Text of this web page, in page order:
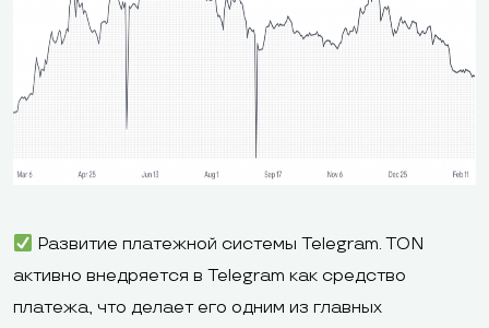
Развитие платежной системы Telegram. TON
активно внедряется в Telegram как средство
платежа, что делает его одним из главных